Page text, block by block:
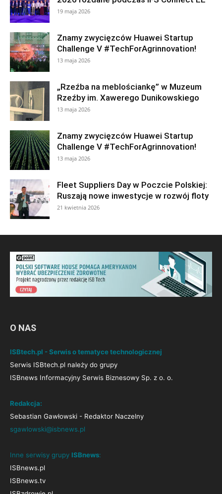
19 maja 2026
Znamy zwycięzców Huawei Startup
Challenge V #TechForAgrinnovation!
13 maja 2026
„Rzeźba na meblościankę” w Muzeum
Rzeźby im. Xawerego Dunikowskiego
13 maja 2026
Znamy zwycięzców Huawei Startup
Challenge V #TechForAgrinnovation!
13 maja 2026
Fleet Suppliers Day w Poczcie Polskiej:
Ruszają nowe inwestycje w rozwój floty
21 kwietnia 2026
O NAS
ISBtech.pl - Serwis o tematyce technologicznej
Serwis ISBtech.pl należy do grupy
ISBnews Informacyjny Serwis Biznesowy Sp. z o. o.
Redakcja:
Sebastian Gawłowski - Redaktor Naczelny
sgawlowski@isbnews.pl
Inne serwisy grupy ISBnews:
ISBnews.pl
ISBnews.tv